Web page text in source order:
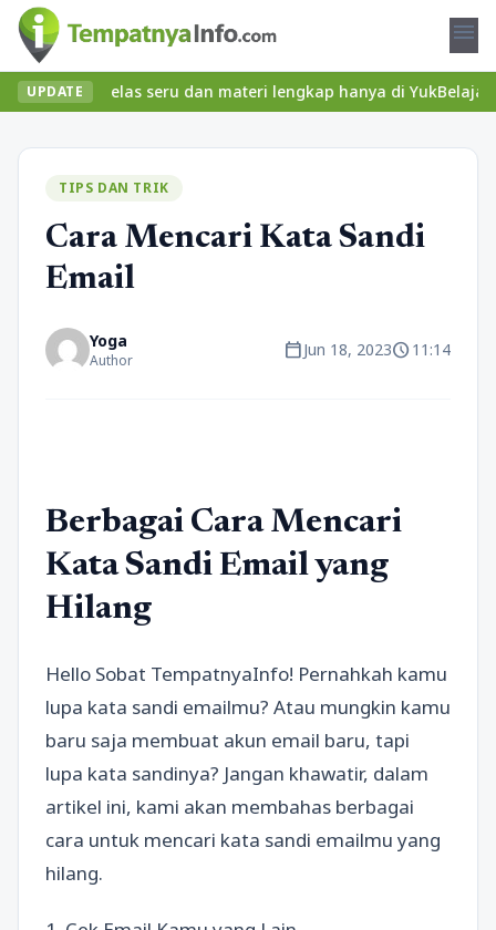
menu
UPDATEkelas seru dan materi lengkap hanya di
TIPS DAN TRIK
Cara Mencari Kata Sandi
Email
Yoga
Author calendar_todayJun 18, 2023schedule11:14
Berbagai Cara Mencari
Kata Sandi Email yang
Hilang
Hello Sobat TempatnyaInfo! Pernahkah kamu
lupa kata sandi emailmu? Atau mungkin kamu
baru saja membuat akun email baru, tapi
lupa kata sandinya? Jangan khawatir, dalam
artikel ini, kami akan membahas berbagai
cara untuk mencari kata sandi emailmu yang
hilang.